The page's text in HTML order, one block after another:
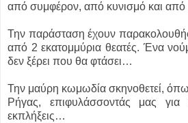
από συμφέρον, από κυνισμό και από
Την παράσταση έχουν
από 2 εκατομμύρια θεατές. Ένα
δεν ξέρει που θα φτάσει…
Την μαύρη κωμωδία σκηνοθετεί,
Ρήγας, επιφυλάσσοντάς μας
εκπλήξεις…